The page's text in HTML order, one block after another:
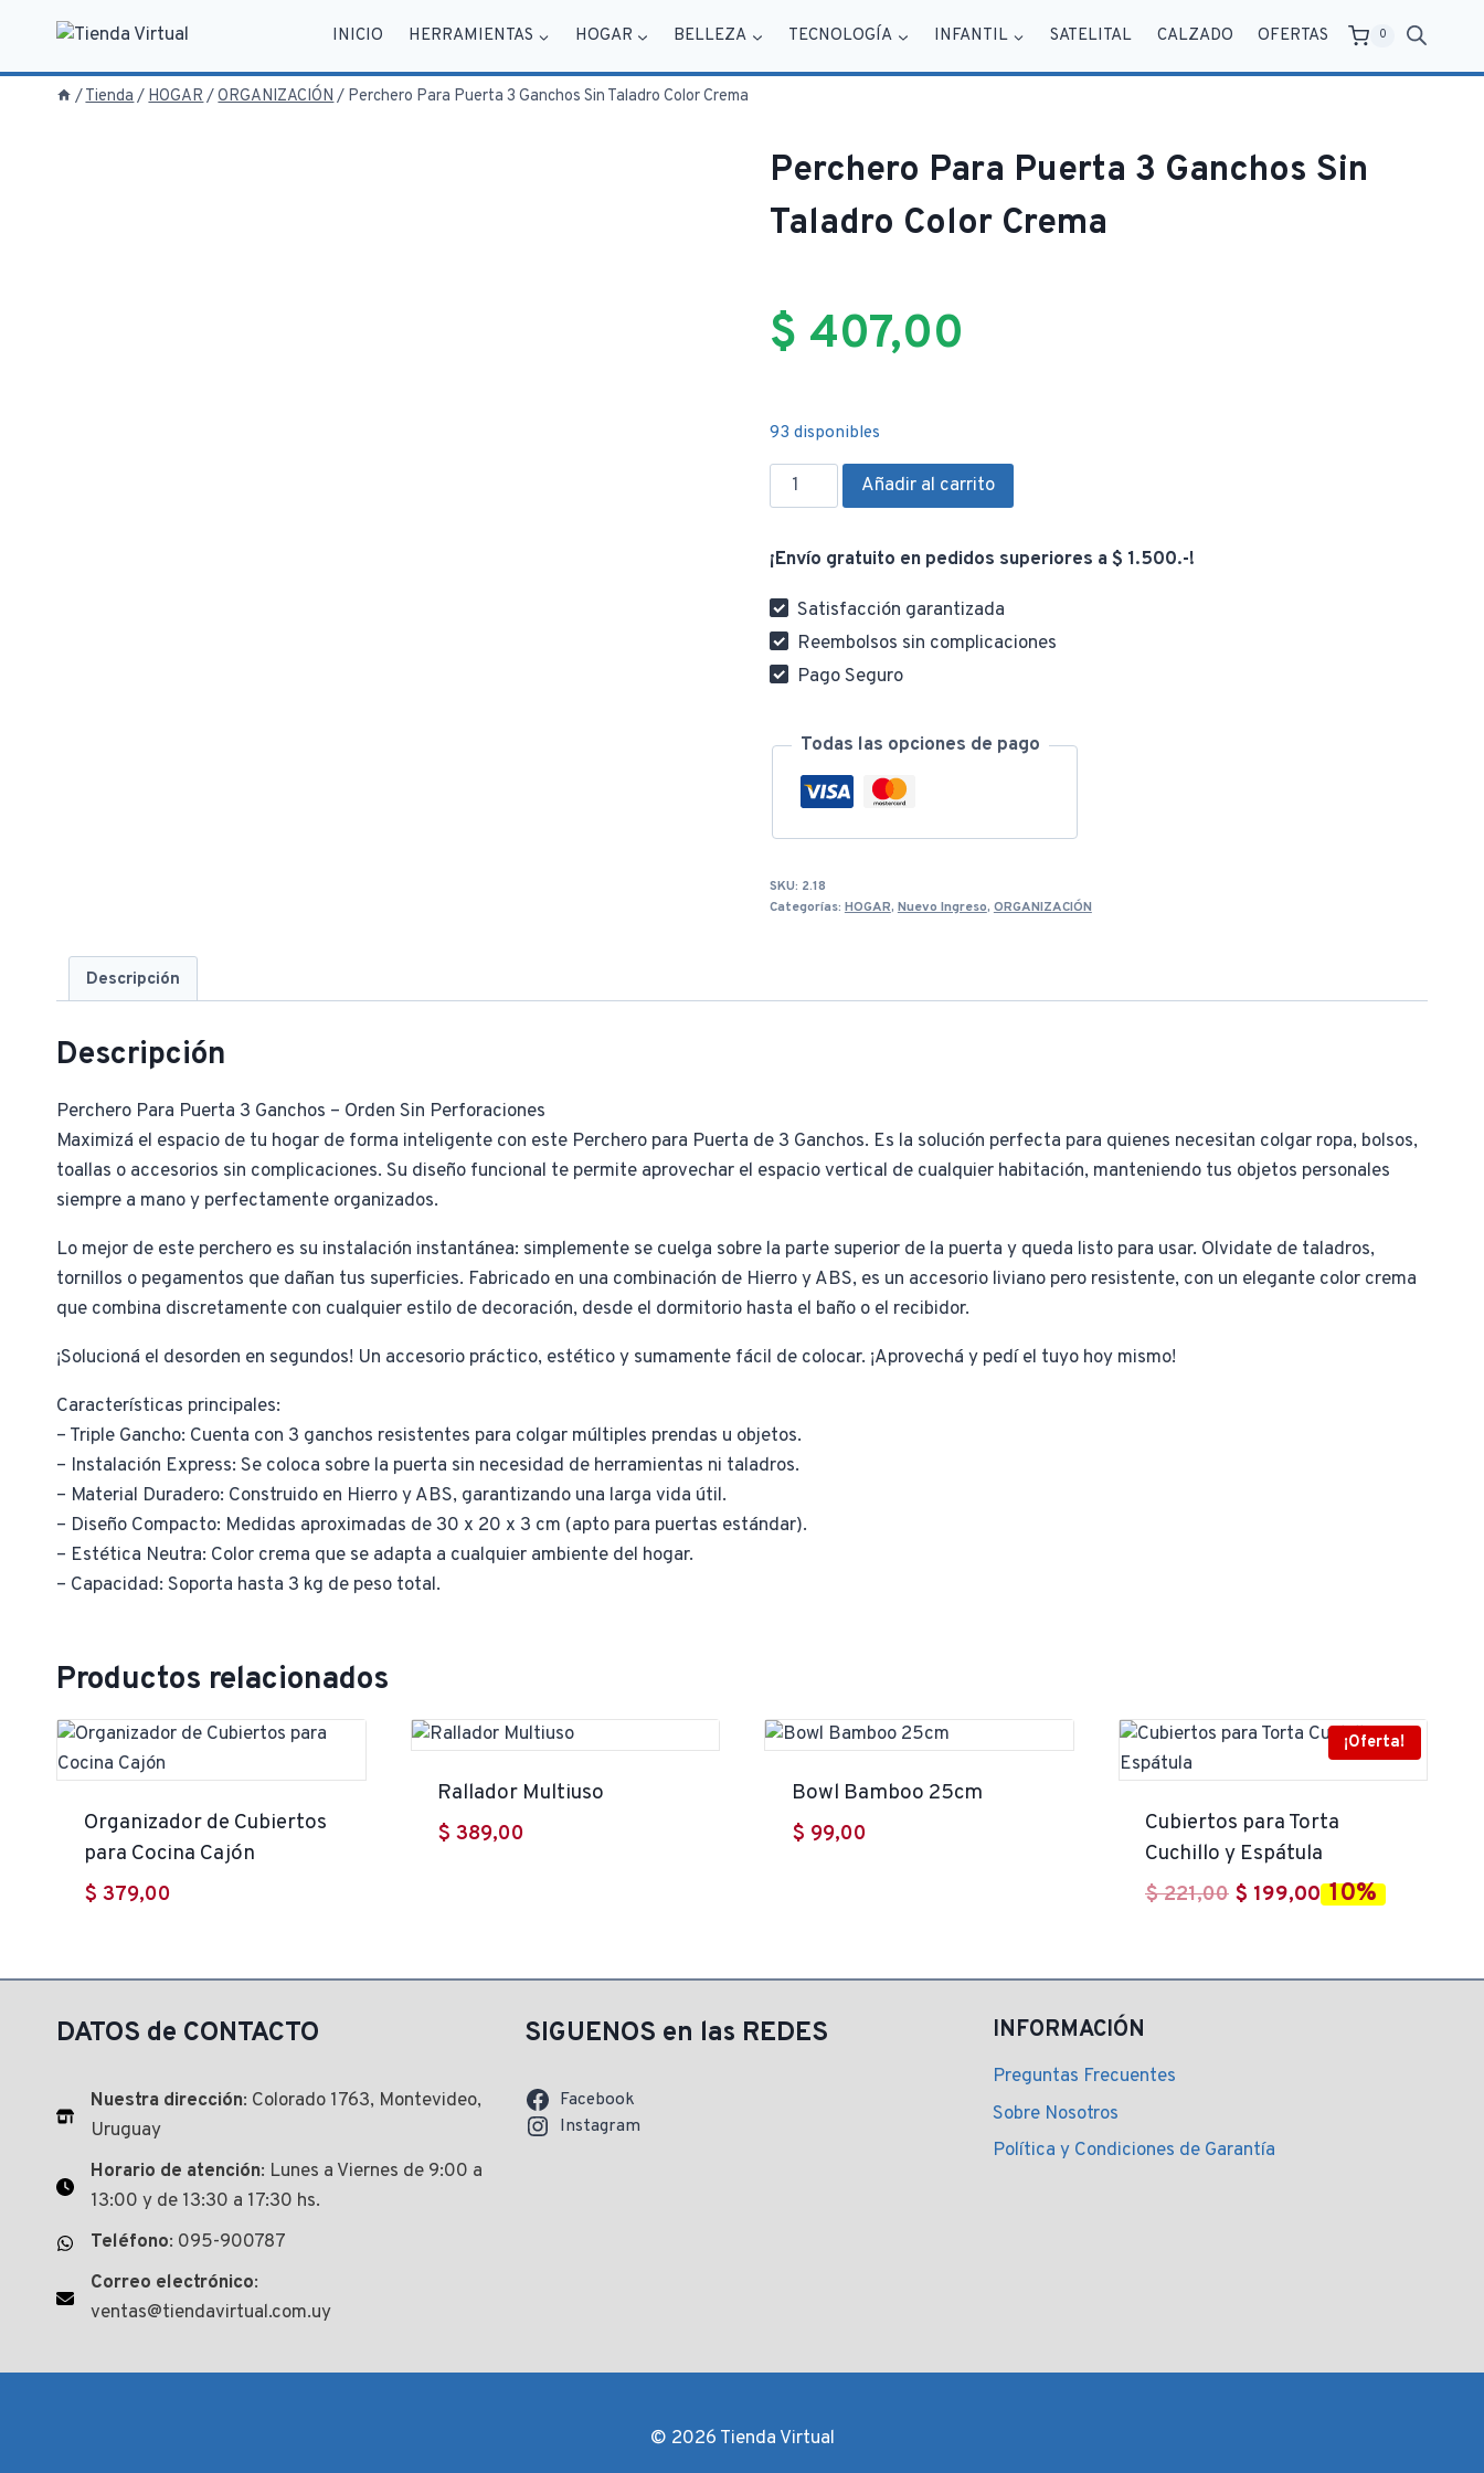
contenido
INICIO HERRAMIENTAS HOGAR BELLEZA TECNOLOGÍA INFANTIL SATELITAL CALZADO OFERTAS 0
/Tienda/HOGAR/ORGANIZACIÓN/ Perchero Para Puerta 3 Ganchos Sin Taladro Color Crema
Perchero Para Puerta 3 Ganchos Sin
Taladro Color Crema
$ 407,00
93 disponibles
Perchero
Para
3
Ganchos
Sin
Taladro
Color
cantidad
Añadir al carrito
¡Envío gratuito en pedidos superiores a $ 1.500.-!
Satisfacción garantizada
Reembolsos sin complicaciones
Pago Seguro
Todas las opciones de pago
SKU: 2.18
Categorías: HOGAR, Nuevo Ingreso, ORGANIZACIÓN
Descripción
Descripción
Perchero Para Puerta 3 Ganchos – Orden Sin Perforaciones
Maximizá el espacio de tu hogar de forma inteligente con este Perchero para Puerta de 3 Ganchos. Es la solución perfecta para quienes necesitan colgar ropa, bolsos,
toallas o accesorios sin complicaciones. Su diseño funcional te permite aprovechar el espacio vertical de cualquier habitación, manteniendo tus objetos personales
siempre a mano y perfectamente organizados.
Lo mejor de este perchero es su instalación instantánea: simplemente se cuelga sobre la parte superior de la puerta y queda listo para usar. Olvidate de taladros,
tornillos o pegamentos que dañan tus superficies. Fabricado en una combinación de Hierro y ABS, es un accesorio liviano pero resistente, con un elegante color crema
que combina discretamente con cualquier estilo de decoración, desde el dormitorio hasta el baño o el recibidor.
¡Solucioná el desorden en segundos! Un accesorio práctico, estético y sumamente fácil de colocar. ¡Aprovechá y pedí el tuyo hoy mismo!
Características principales:
– Triple Gancho: Cuenta con 3 ganchos resistentes para colgar múltiples prendas u objetos.
– Instalación Express: Se coloca sobre la puerta sin necesidad de herramientas ni taladros.
– Material Duradero: Construido en Hierro y ABS, garantizando una larga vida útil.
– Diseño Compacto: Medidas aproximadas de 30 x 20 x 3 cm (apto para puertas estándar).
– Estética Neutra: Color crema que se adapta a cualquier ambiente del hogar.
– Capacidad: Soporta hasta 3 kg de peso total.
Productos relacionados
Organizador de Cubiertos
para Cocina Cajón
$ 379,00
Rallador Multiuso
$ 389,00
Bowl Bamboo 25cm
$ 99,00
¡Oferta!
Cubiertos para Torta
Cuchillo y Espátula
$221,00 El
$ 199,00El10%
DATOS de CONTACTO
Nuestra dirección: Colorado 1763, Montevideo,
Uruguay
Horario de atención: Lunes a Viernes de 9:00 a
13:00 y de 13:30 a 17:30 hs.
Teléfono: 095-900787
Correo electrónico:
ventas@tiendavirtual.com.uy
SIGUENOS en las REDES
Facebook
Instagram
INFORMACIÓN
Preguntas Frecuentes
Sobre Nosotros
Política y Condiciones de Garantía
© 2026 Tienda Virtual